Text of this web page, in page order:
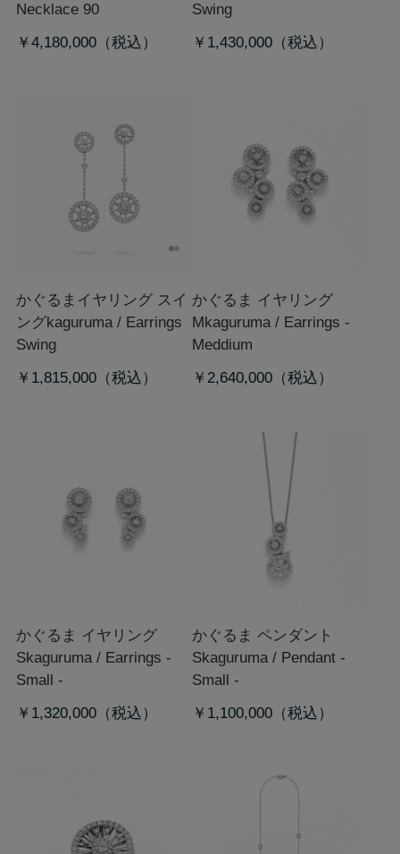
Necklace 90
￥4,180,000
Swing
￥1,430,000
かぐるまイヤリング スイ
ングkaguruma / Earrings
Swing
￥1,815,000
かぐるま イヤリング
Mkaguruma / Earrings -
Meddium
￥2,640,000
かぐるま イヤリング
Skaguruma / Earrings -
Small -
￥1,320,000
かぐるま ペンダント
Skaguruma / Pendant -
Small -
￥1,100,000